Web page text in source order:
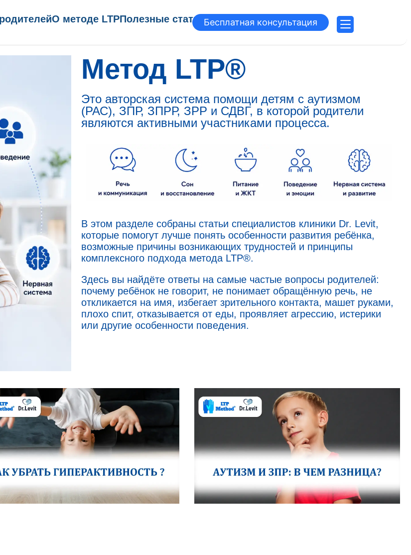
О методе LTPПолезные статьиБесплатная консультация
Метод LTP®
Это авторская система помощи детям с аутизмом
(РАС), ЗПР, ЗПРР, ЗРР и СДВГ, в которой родители
являются активными участниками процесса.
В этом разделе собраны статьи специалистов клиники Dr. Levit,
которые помогут лучше понять особенности развития ребёнка,
возможные причины возникающих трудностей и принципы
комплексного подхода метода LTP®.
Здесь вы найдёте ответы на самые частые вопросы родителей:
почему ребёнок не говорит, не понимает обращённую речь, не
откликается на имя, избегает зрительного контакта, машет руками,
плохо спит, отказывается от еды, проявляет агрессию, истерики
или другие особенности поведения.